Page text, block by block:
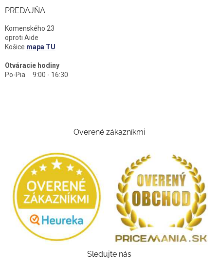
PREDAJŇA
Komenského 23
oproti Aide
Košice mapa TU
Otváracie hodiny
Po-Pia 9:00 - 16:30
Overené zákazníkmi
Sledujte nás